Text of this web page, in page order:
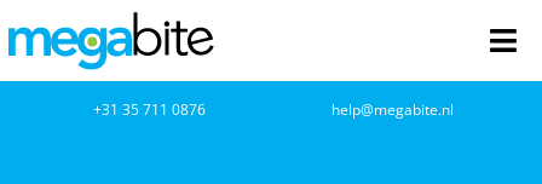
naar
inhoud
+31 35 711 0876 help@megabite.nl